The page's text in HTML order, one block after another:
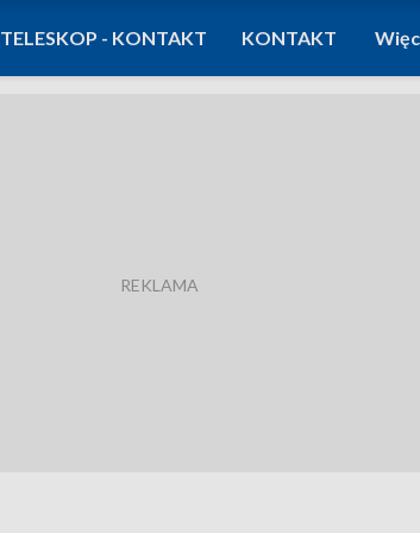
TELESKOP - KONTAKT KONTAKT